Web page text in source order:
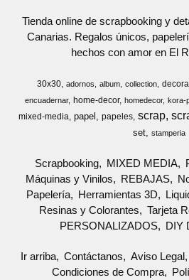
Tienda online de scrapbooking y
Canarias. Regalos únicos,
hechos con amor en El
30x30 adornos album collection
encuadernar
home-decor homedecor kora-
mixed-media papel papeles scrap
set stamperia
Scrapbooking MIXED MEDIA
Máquinas y Vinilos
REBAJAS
Papelería
Herramientas 3D
Resinas y Colorantes
Tarjeta
PERSONALIZADOS
DIY
Ir arriba Contáctanos Aviso Legal
Condiciones de Compra